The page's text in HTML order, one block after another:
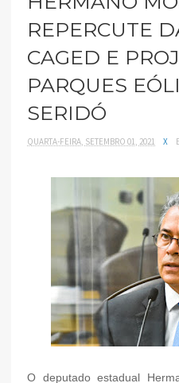
REPERCUTE
CAGED E
PARQUES
SERIDÓ
QUARTA-FEIRA, SETEMBRO 01, 2021 X
O deputado estadual